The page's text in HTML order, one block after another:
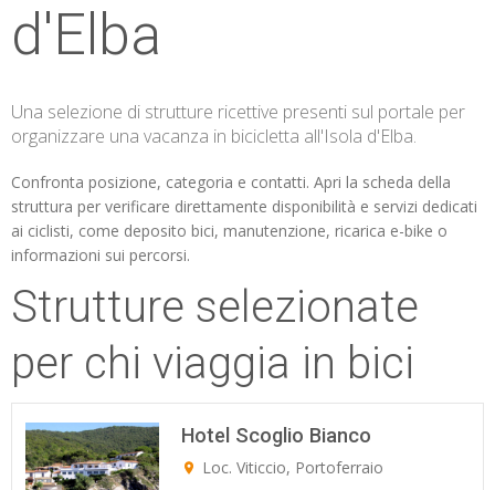
d'Elba
Una selezione di strutture ricettive presenti sul portale per
organizzare una vacanza in bicicletta all'Isola d'Elba.
Confronta posizione, categoria e contatti. Apri la scheda della
struttura per verificare direttamente disponibilità e servizi dedicati
ai ciclisti, come deposito bici, manutenzione, ricarica e-bike o
informazioni sui percorsi.
Strutture selezionate
per chi viaggia in bici
Hotel Scoglio Bianco
Loc. Viticcio, Portoferraio